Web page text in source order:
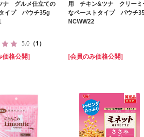
ナ グルメ仕立ての
イプ パウチ35g
5.0 （1）
価格公開]
用 チキン&ツナ クリーミ
なペーストタイプ パウチ
NCWW22
[会員のみ価格公開]